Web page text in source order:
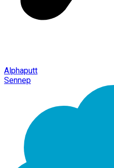
Alphaputt
Sennep